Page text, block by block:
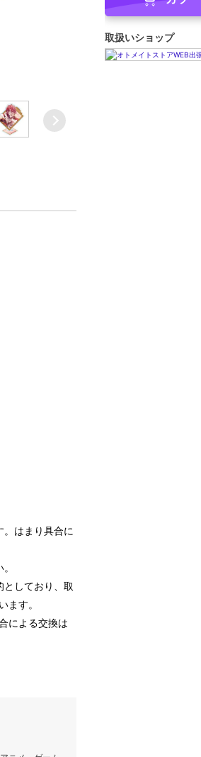
はまり具合に
しており、取
ます。
による交換は
取扱いショップ